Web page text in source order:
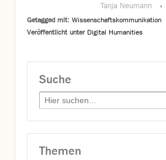
Tanja Neumann
›
Getagged mit: Wissenschaftskommunikation
Veröffentlicht unter Digital Humanities
Suche
Search for:
Themen